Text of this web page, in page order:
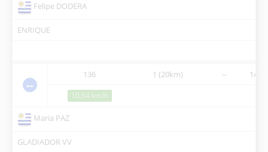
Felipe DODERA
ENRIQUE
--
136 1 (20km) --
10,54 km/h
Maria PAZ
GLADIADOR VV